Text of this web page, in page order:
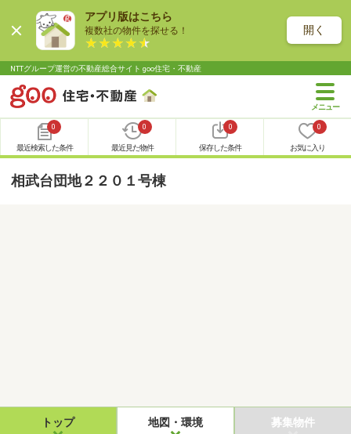
アプリ版はこちら
複数社の物件を探せる！ 開く
NTTグループ運営の不動産総合サイト goo住宅・不動産
0
最近検索した条件
0
最近見た物件
0
保存した条件
0
お気に入り
相武台団地２２０１号棟
トップ 地図・環境 募集物件